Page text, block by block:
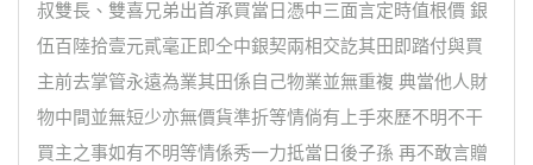
叔雙長、雙喜兄弟出首承買當日憑中三面言定時值根價 銀
伍百陸拾壹元貳毫正即仝中銀契兩相交訖其田即踏付與買
主前去掌管永遠為業其田係自己物業並無重複 典當他人財
物中間並無短少亦無價貨準折等情倘有上手來歷不明不干
買主之事如有不明等情係秀一力抵當日後子孫 再不敢言贈